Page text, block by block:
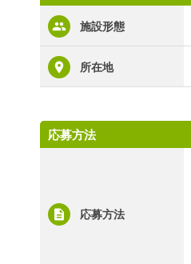
施設形態
所在地
応募方法
応募方法